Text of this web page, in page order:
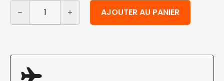
quantité de Sacs alimentaires transparents en
AJOUTER AU PANIER
Alternative: